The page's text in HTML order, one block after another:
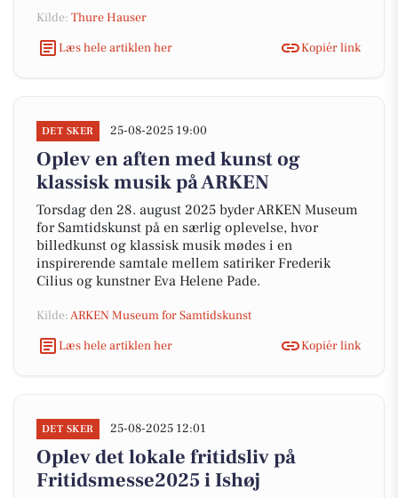
Kilde: Thure Hauser
Læs hele artiklen her
Kopiér link
DET SKER 25-08-2025 19:00
Oplev en aften med kunst og
klassisk musik på ARKEN
Torsdag den 28. august 2025 byder ARKEN Museum
for Samtidskunst på en særlig oplevelse, hvor
billedkunst og klassisk musik mødes i en
inspirerende samtale mellem satiriker Frederik
Cilius og kunstner Eva Helene Pade.
Kilde:ARKEN Museum for Samtidskunst
Læs hele artiklen her
Kopiér link
DET SKER 25-08-2025 12:01
Oplev det lokale fritidsliv på
Fritidsmesse2025 i Ishøj